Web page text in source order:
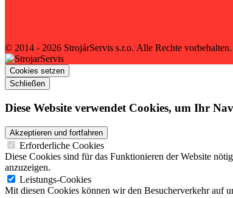
© 2014 - 2026 StrojárServis s.r.o. Alle Rechte vorbehalten.
Cookies setzen
Schließen
Diese Website verwendet Cookies, um Ihr
Erforderliche Cookies
Diese Cookies sind für das Funktionieren der Website
anzuzeigen.
Leistungs-Cookies
Mit diesen Cookies können wir den Besucherverkehr auf